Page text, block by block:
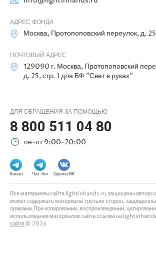
АДРЕС ФОНДА
Москва, Протопоповский переулок, д.
ПОЧТОВЫЙ АДРЕС
129090 г. Москва, Протопоповский
д. 25, стр. 1 для БФ "Свет в руках"
ДЛЯ ОБРАЩЕНИЯ ЗА ПОМОЩЬЮ
8 800 511 04 80
пн-пт 9:00-20:00
Канал Чат-бот Группа ВК
Все материалы сайта lightinhands.ru защищены
может содержать материалы третьих сторон,
правами.При копировании, воспроизведении,
использовании материалов сайта ссылка на
сайта © 2026